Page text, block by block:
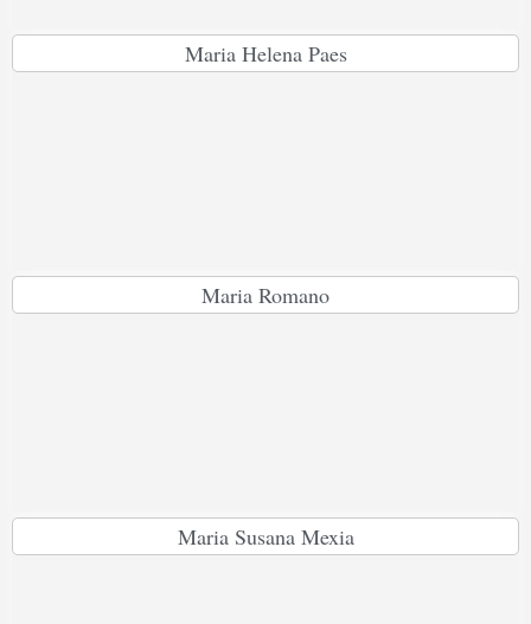
Maria Helena Paes
Maria Romano
Maria Susana Mexia